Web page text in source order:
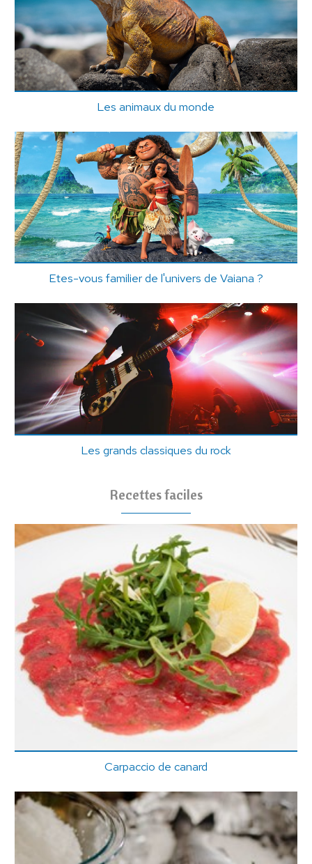
Les animaux du monde
Etes-vous familier de l'univers de Vaiana ?
Les grands classiques du rock
Recettes faciles
Carpaccio de canard